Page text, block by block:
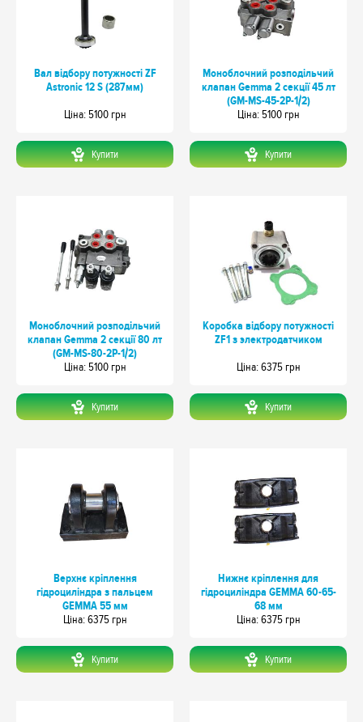
Вал відбору потужності ZF
Astronic 12 S (287мм)
Цiна: 5100 грн
Купити
Моноблочний розподільчий
клапан Gemma 2 секції 45 лт
(GM-MS-45-2P-1/2)
Цiна: 5100 грн
Купити
Моноблочний розподільчий
клапан Gemma 2 секції 80 лт
(GM-MS-80-2P-1/2)
Цiна: 5100 грн
Купити
Коробка відбору потужності
ZF1 з электродатчиком
Цiна: 6375 грн
Купити
Верхнє кріплення
гідроциліндра з пальцем
GEMMA 55 мм
Цiна: 6375 грн
Купити
Нижнє кріплення для
гідроциліндра GEMMA 60-65-
68 мм
Цiна: 6375 грн
Купити